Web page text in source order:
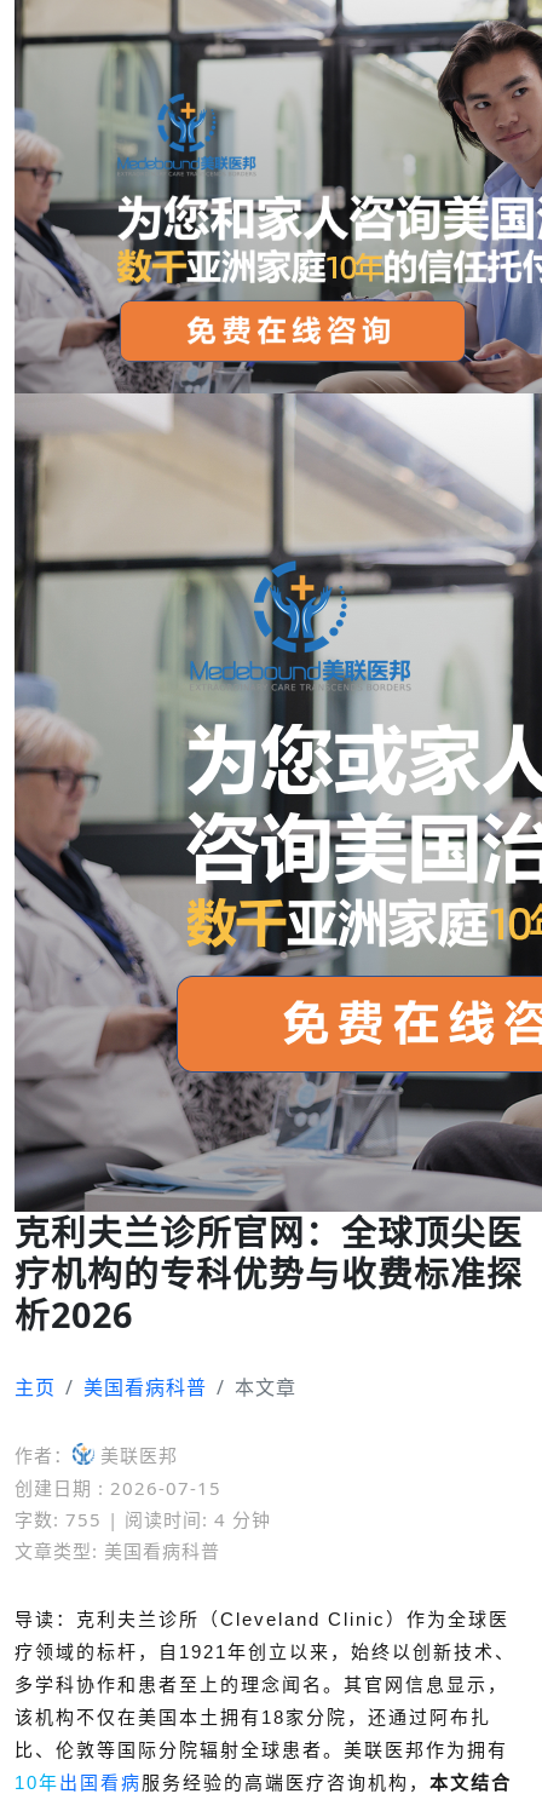
克利夫兰诊所官网：全球顶尖医
疗机构的专科优势与收费标准探
析2026
主页 美国看病科普 本文章
作者：
美联医邦
创建日期 : 2026-07-15
字数: 755 | 阅读时间: 4 分钟
文章类型: 美国看病科普
导读：克利夫兰诊所（Cleveland Clinic）作为全球医
疗领域的标杆，自1921年创立以来，始终以创新技术、
多学科协作和患者至上的理念闻名。其官网信息显示，
该机构不仅在美国本土拥有18家分院，还通过阿布扎
比、伦敦等国际分院辐射全球患者。 美联医邦作为拥有
10年出国看病服务经验的高端医疗咨询机构， 本文结合